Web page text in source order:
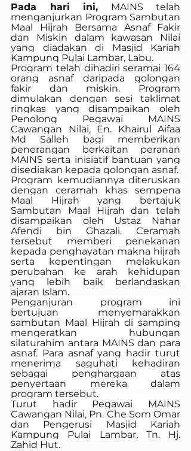
Pada hari ini, MAINS telah
menganjurkan Program Sambutan
Maal Hijrah Bersama Asnaf Fakir
dan Miskin dalam kawasan Nilai
yang diadakan di Masjid Kariah
Kampung Pulai Lambar, Labu.
Program telah dihadiri seramai 164
orang asnaf daripada golongan
fakir dan miskin. Program
dimulakan dengan sesi taklimat
ringkas yang disampaikan oleh
Penolong Pegawai MAINS
Cawangan Nilai, En. Khairul Aifaa
Md Salleh bagi memberikan
penerangan berkaitan peranan
MAINS serta inisiatif bantuan yang
disediakan kepada golongan asnaf.
Program kemudiannya diteruskan
dengan ceramah khas sempena
Maal Hijrah yang bertajuk
Sambutan Maal Hijrah dan telah
disampaikan oleh Ustaz Nahar
Afendi bin Ghazali. Ceramah
tersebut memberi penekanan
kepada penghayatan makna hijrah
serta kepentingan melakukan
perubahan ke arah kehidupan
yang lebih baik berlandaskan
ajaran Islam.
Penganjuran program ini
bertujuan menyemarakkan
sambutan Maal Hijrah di samping
mengeratkan hubungan
silaturahim antara MAINS dan para
asnaf. Para asnaf yang hadir turut
menerima saguhati kehadiran
sebagai penghargaan atas
penyertaan mereka dalam
program tersebut.
Turut hadir Pegawai MAINS
Cawangan Nilai, Pn. Che Som Omar
dan Pengerusi Masjid Kariah
Kampung Pulai Lambar, Tn. Hj.
Zahid Hut.